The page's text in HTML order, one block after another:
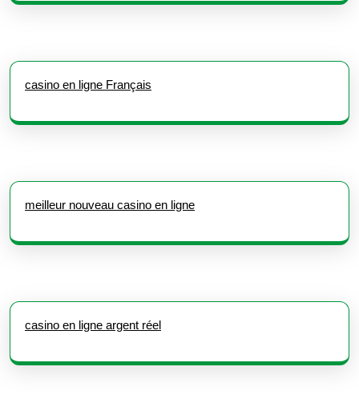
casino en ligne Français
meilleur nouveau casino en ligne
casino en ligne argent réel